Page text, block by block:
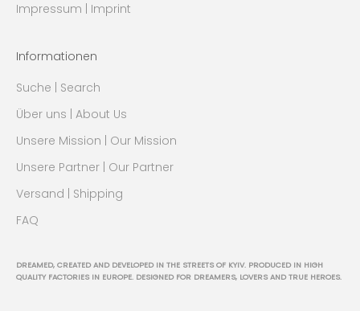
Impressum | Imprint
Informationen
Suche | Search
Über uns | About Us
Unsere Mission | Our Mission
Unsere Partner | Our Partner
Versand | Shipping
FAQ
DREAMED, CREATED AND DEVELOPED IN THE STREETS OF KYIV. PRODUCED IN HIGH
QUALITY FACTORIES IN EUROPE. DESIGNED FOR DREAMERS, LOVERS AND TRUE HEROES.